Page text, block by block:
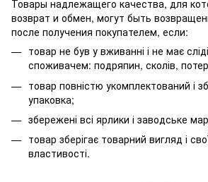
Товары надлежащего качества, для
возврат и обмен, могут быть
после получения покупателем, если:
товар не був у вживанні і не має
споживачем: подряпин, сколів,
товар повністю укомплектований і
упаковка;
збережені всі ярлики і заводське
товар зберігає товарний вигляд і
властивості.